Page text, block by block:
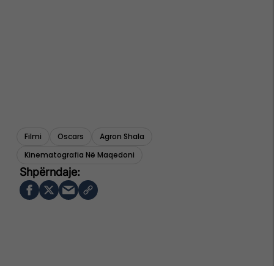
Filmi Oscars
Agron Shala
Kinematografia Në Maqedoni